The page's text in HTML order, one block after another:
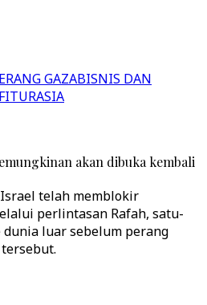
GAZABISNIS DAN
FITURASIA
akan dibuka kembali
telah memblokir
perlintasan Rafah, satu-
dunia luar sebelum perang